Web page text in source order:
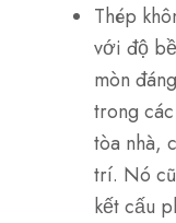
Thép
với độ
mòn
trong
tòa nhà,
trí. Nó
kết cấu